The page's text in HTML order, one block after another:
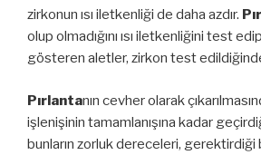
zirkonun ısı iletkenliği de daha azdır.
olup olmadığını ısı iletkenliğini test
gösteren aletler, zirkon test
Pırlantanın cevher olarak
işlenişinin tamamlanışına kadar
bunların zorluk dereceleri, gerektirdiği